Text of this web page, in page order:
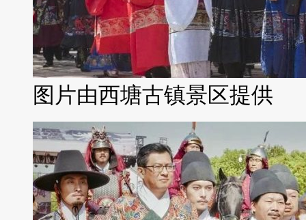
图片由西塘古镇景区提供